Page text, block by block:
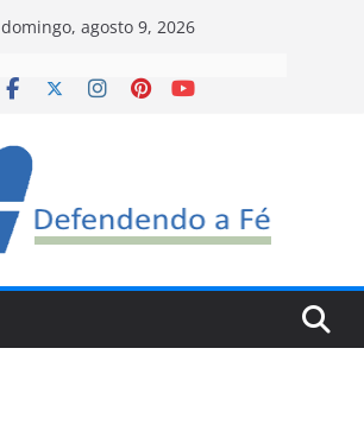
domingo, agosto 9, 2026